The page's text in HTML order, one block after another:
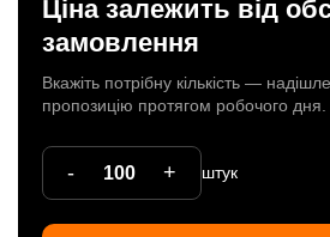
Ціна залежить від
замовлення
Вкажіть потрібну кількість —
пропозицію протягом робочого дня.
- + штук
Патрони
Кабельна
Продукція з
Керамічні вироби